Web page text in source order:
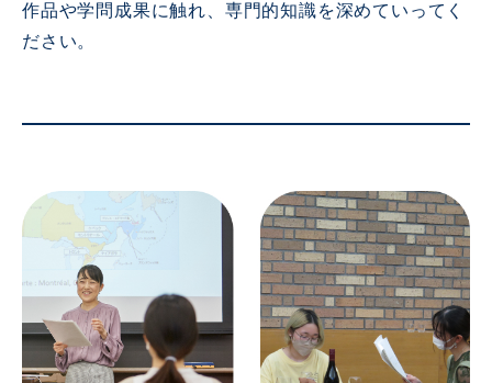
作品や学問成果に触れ、専門的知識を深めていってく
ださい。